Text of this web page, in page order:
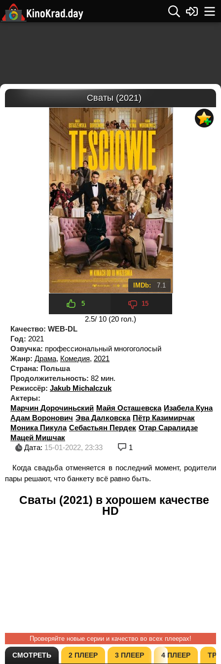
Сваты (2021)
IMDb: 7.1
5 15
2.5/ 10 (20 гол.)
Качество: WEB-DL
Год: 2021
Озвучка: профессиональный многоголосый
Жанр: Драма, Комедия, 2021
Страна: Польша
Продолжительность: 82 мин.
Режиссёр: Jakub Michalczuk
Актеры:
Марчин Дорочиньский Майя Осташевска Изабела Куна
Адам Воронович Эва Далковска Пётр Казимирчак
Моника Пикула Себастьян Пердек Отар Саралидзе
Мацей Мишчак
Дата: 15-01-2022, 23:33 1
Когда свадьба отменяется в последний момент, родители
пары решают, что банкету всё равно быть.
Сваты (2021) в хорошем качестве
HD
Проверяйте новые серии и качество во всех плеерах!
СМОТРЕТЬ 2 ПЛЕЕР 3 ПЛЕЕР 4 ПЛЕЕР